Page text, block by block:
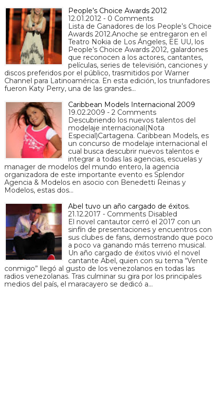
People’s Choice Awards 2012
12.01.2012 - 0 Comments
Lista de Ganadores de los People’s Choice
Awards 2012.Anoche se entregaron en el
Teatro Nokia de Los Ángeles, EE UU, los
People’s Choice Awards 2012, galardones
que reconocen a los actores, cantantes,
películas, series de televisión, canciones y
discos preferidos por el público, trasmitidos por Warner
Channel para Latinoamérica. En esta edición, los triunfadores
fueron Katy Perry, una de las grandes…
Caribbean Models Internacional 2009
19.02.2009 - 2 Comments
Descubriendo los nuevos talentos del
modelaje internacional(Nota
Especial)Cartagena. Caribbean Models, es
un concurso de modelaje internacional el
cual busca descubrir nuevos talentos e
integrar a todas las agencias, escuelas y
manager de modelos del mundo entero, la agencia
organizadora de este importante evento es Splendor
Agencia & Modelos en asocio con Benedetti Reinas y
Modelos, estas dos…
Abel tuvo un año cargado de éxitos.
21.12.2017 - Comments Disabled
El novel cantautor cerró el 2017 con un
sinfín de presentaciones y encuentros con
sus clubes de fans, demostrando que poco
a poco va ganando más terreno musical.
Un año cargado de éxitos vivió el novel
cantante Abel, quien con su tema “Vente
conmigo” llegó al gusto de los venezolanos en todas las
radios venezolanas. Tras culminar su gira por los principales
medios del país, el maracayero se dedicó a…